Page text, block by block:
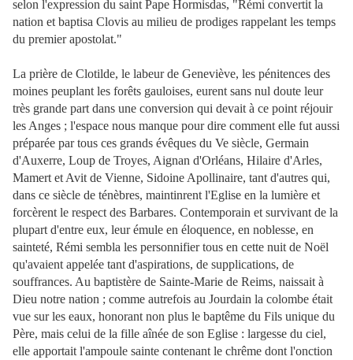
selon l'expression du saint Pape Hormisdas, "Rémi convertit la
nation et baptisa Clovis au milieu de prodiges rappelant les temps
du premier apostolat."
La prière de Clotilde, le labeur de Geneviève, les pénitences des
moines peuplant les forêts gauloises, eurent sans nul doute leur
très grande part dans une conversion qui devait à ce point réjouir
les Anges ; l'espace nous manque pour dire comment elle fut aussi
préparée par tous ces grands évêques du Ve siècle, Germain
d'Auxerre, Loup de Troyes, Aignan d'Orléans, Hilaire d'Arles,
Mamert et Avit de Vienne, Sidoine Apollinaire, tant d'autres qui,
dans ce siècle de ténèbres, maintinrent l'Eglise en la lumière et
forcèrent le respect des Barbares. Contemporain et survivant de la
plupart d'entre eux, leur émule en éloquence, en noblesse, en
sainteté, Rémi sembla les personnifier tous en cette nuit de Noël
qu'avaient appelée tant d'aspirations, de supplications, de
souffrances. Au baptistère de Sainte-Marie de Reims, naissait à
Dieu notre nation ; comme autrefois au Jourdain la colombe était
vue sur les eaux, honorant non plus le baptême du Fils unique du
Père, mais celui de la fille aînée de son Eglise : largesse du ciel,
elle apportait l'ampoule sainte contenant le chrême dont l'onction